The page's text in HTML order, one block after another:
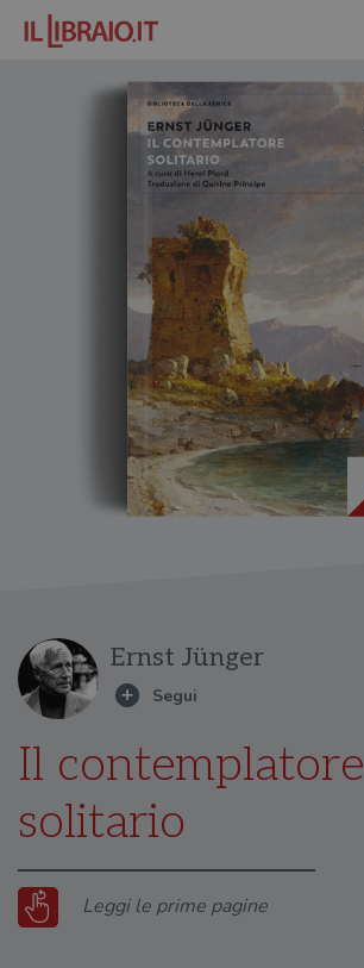
Ernst Jünger
Il contemplatore
solitario
Leggi le prime pagine